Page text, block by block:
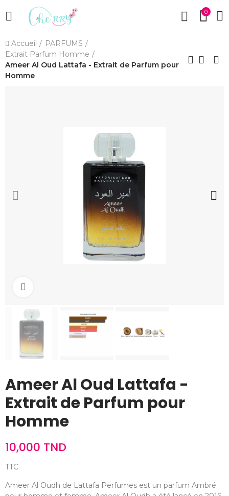
0
Accueil
PARFUMS
Extrait Parfum Homme
Ameer Al Oud Lattafa - Extrait de Parfum pour
Homme
Ameer Al Oud Lattafa -
Extrait de Parfum pour
Homme
10,000 TND
TTC
Ameer Al Oudh de Lattafa Perfumes est un parfum Ambré